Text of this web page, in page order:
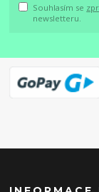
Souhlasím se
newsletteru.